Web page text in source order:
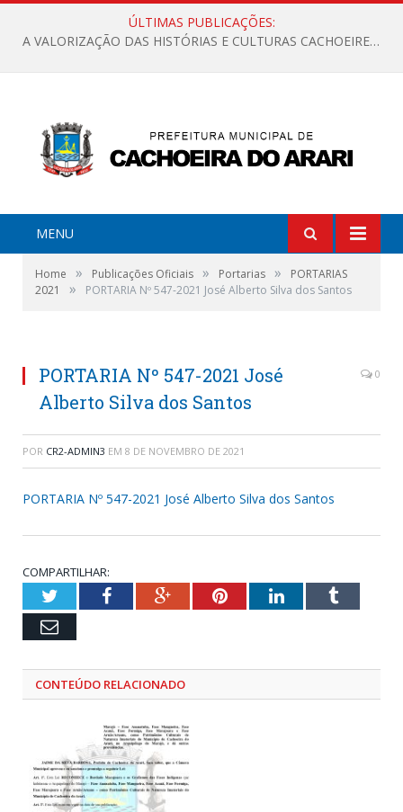
ÚLTIMAS PUBLICAÇÕES:
A VALORIZAÇÃO DAS HISTÓRIAS E CULTURAS CACHOEIRENSES
MENU
Home » Publicações Oficiais » Portarias »
PORTARIAS
2021
» PORTARIA Nº 547-2021 José Alberto Silva dos Santos
PORTARIA Nº 547-2021 José
Alberto Silva dos Santos
0
POR CR2-ADMIN3 EM 8 DE NOVEMBRO DE 2021
PORTARIA Nº 547-2021 José Alberto Silva dos Santos
COMPARTILHAR:
TwitterFacebookGoogle+PinterestLinkedInTumblr
Email
CONTEÚDO RELACIONADO